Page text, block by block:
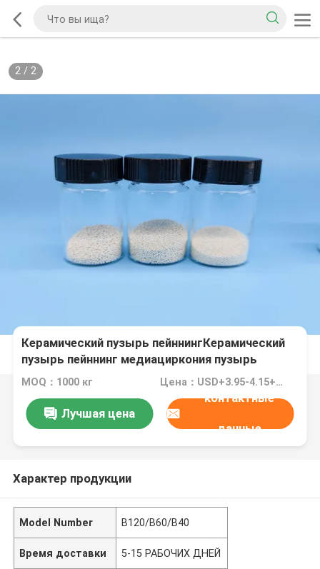
2/ 2
Керамический пузырь пейннингКерамический
пузырь пейннинг медиациркония пузырь
пейннингПузырь пейннинг керамические
MOQ：1000 кг Цена：USD+3.95-4.15+Kg
Лучшая цена
контактные
данные
Характер продукции
Model Number B120/B60/B40
Время доставки 5-15 РАБОЧИХ ДНЕЙ